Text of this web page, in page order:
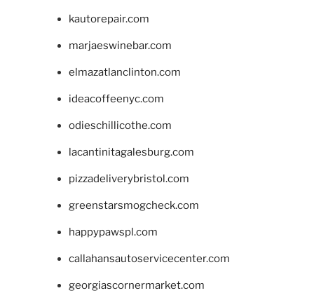
kautorepair.com
marjaeswinebar.com
elmazatlanclinton.com
ideacoffeenyc.com
odieschillicothe.com
lacantinitagalesburg.com
pizzadeliverybristol.com
greenstarsmogcheck.com
happypawspl.com
callahansautoservicecenter.com
georgiascornermarket.com